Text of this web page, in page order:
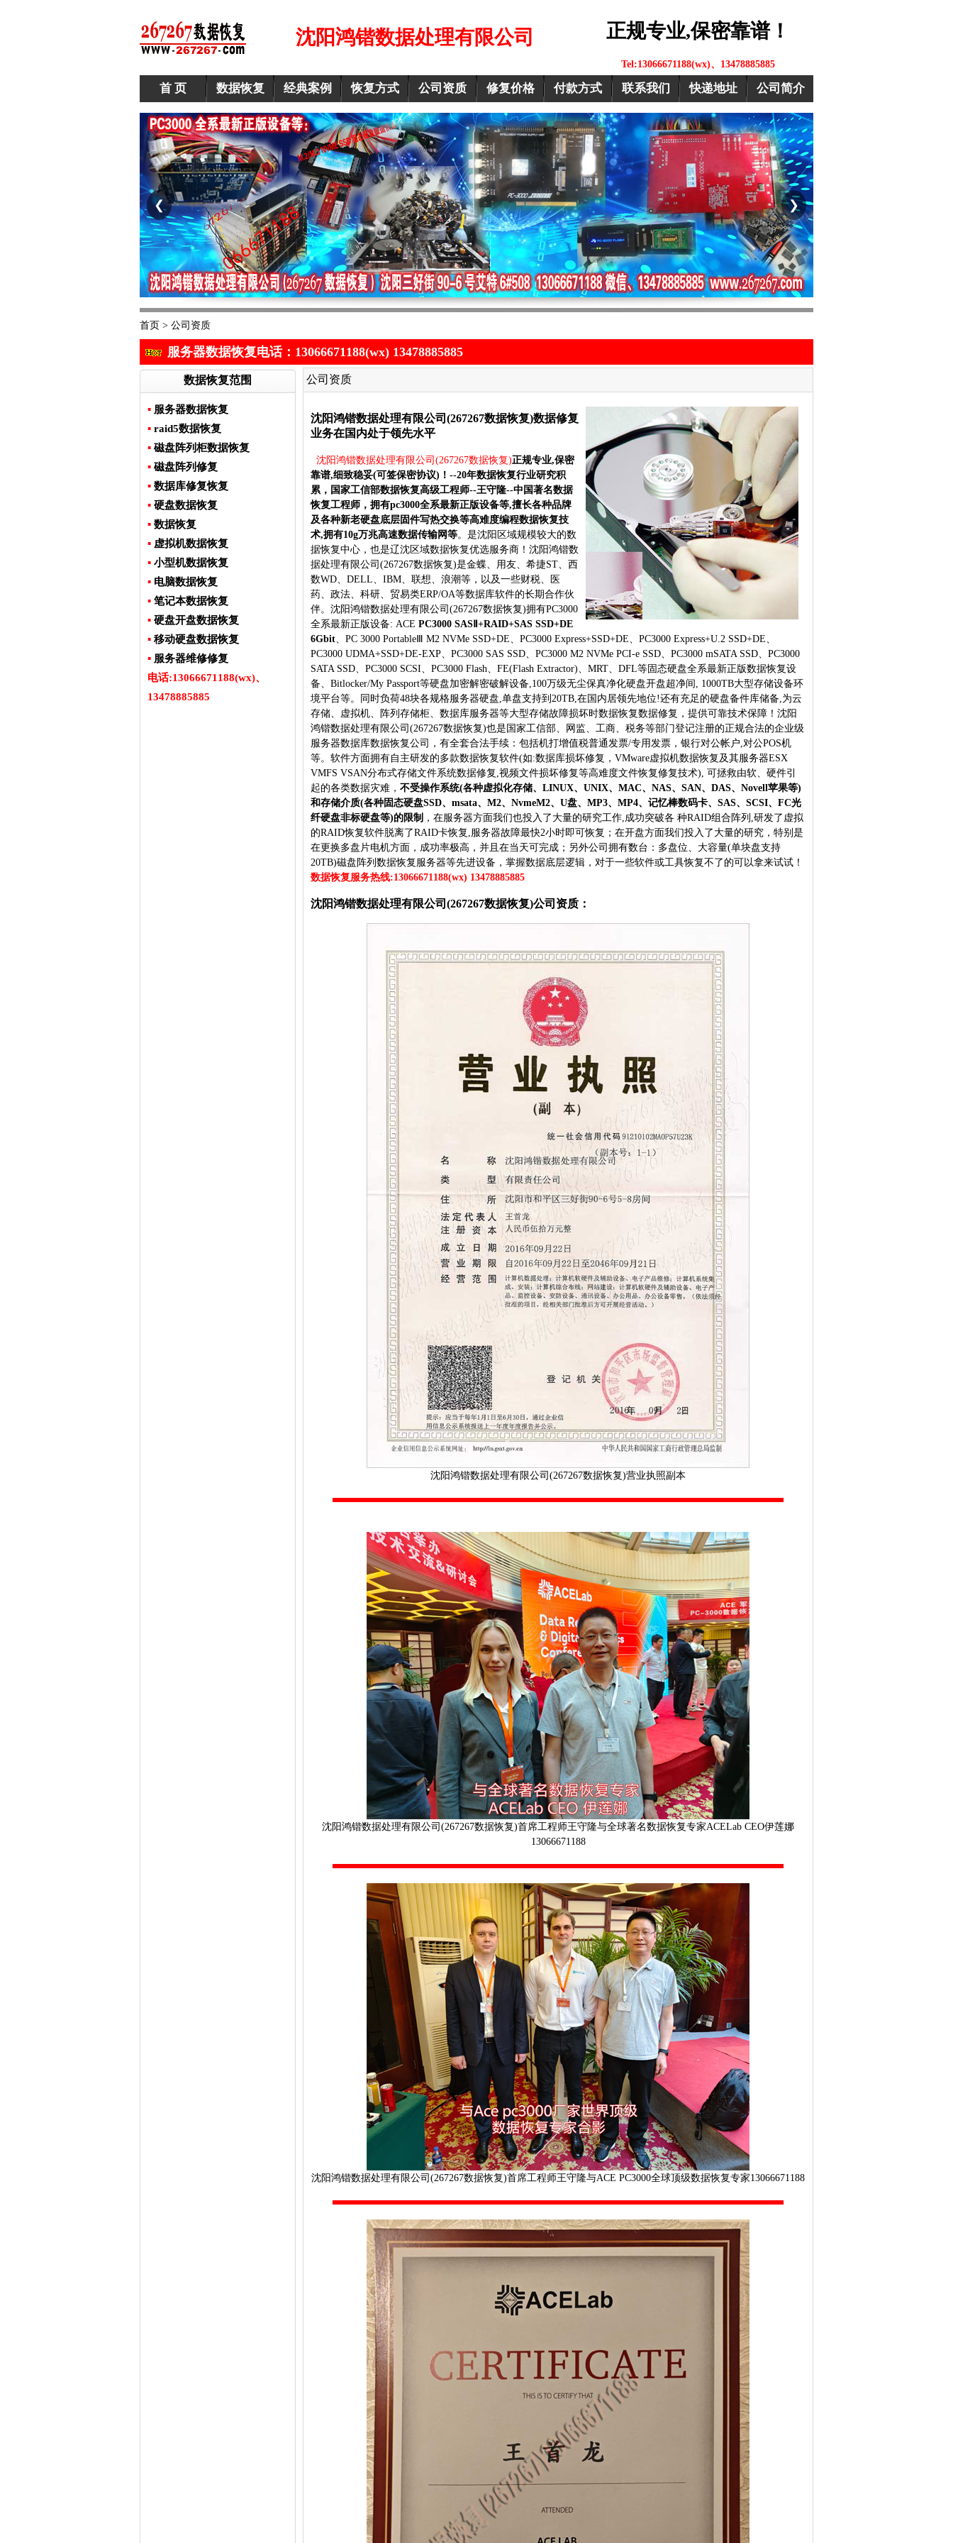
沈阳鸿锴数据处理有限公司 正规专业,保密靠谱！
Tel:13066671188(wx)、13478885885
首 页 数据恢复 经典案例 恢复方式 公司资质 修复价格 付款方式 联系我们 快递地址 公司简介
❮ ❯
首页 > 公司资质
服务器数据恢复电话：13066671188(wx) 13478885885
数据恢复范围 公司资质
▪ 服务器数据恢复
▪ raid5数据恢复
▪ 磁盘阵列柜数据恢复
▪ 磁盘阵列修复
▪ 数据库修复恢复
▪ 硬盘数据恢复
▪ 数据恢复
▪ 虚拟机数据恢复
▪ 小型机数据恢复
▪ 电脑数据恢复
▪ 笔记本数据恢复
▪ 硬盘开盘数据恢复
▪ 移动硬盘数据恢复
▪ 服务器维修修复
电话:13066671188(wx)、
13478885885
沈阳鸿锴数据处理有限公司(267267数据恢复)数据修复
业务在国内处于领先水平
沈阳鸿锴数据处理有限公司(267267数据恢复)正规专业,保密
靠谱,细致稳妥(可签保密协议)！--20年数据恢复行业研究积
累，国家工信部数据恢复高级工程师--王守隆--中国著名数据
恢复工程师，拥有pc3000全系最新正版设备等,擅长各种品牌
及各种新老硬盘底层固件写热交换等高难度编程数据恢复技
术,拥有10g万兆高速数据传输网等。是沈阳区域规模较大的数
据恢复中心，也是辽沈区域数据恢复优选服务商！沈阳鸿锴数
据处理有限公司(267267数据恢复)是金蝶、用友、希捷ST、西
数WD、DELL、IBM、联想、浪潮等，以及一些财税、医
药、政法、科研、贸易类ERP/OA等数据库软件的长期合作伙
伴。沈阳鸿锴数据处理有限公司(267267数据恢复)拥有PC3000
全系最新正版设备: ACE PC3000 SASⅡ+RAID+SAS SSD+DE
6Gbit 、PC 3000 PortableⅢ M2 NVMe SSD+DE、PC3000 Express+SSD+DE、PC3000 Express+U.2 SSD+DE、
PC3000 UDMA+SSD+DE-EXP、PC3000 SAS SSD、PC3000 M2 NVMe PCI-e SSD、PC3000 mSATA SSD、PC3000
SATA SSD、PC3000 SCSI、PC3000 Flash、FE(Flash Extractor)、MRT、DFL等固态硬盘全系最新正版数据恢复设
备、Bitlocker/My Passport等硬盘加密解密破解设备,100万级无尘保真净化硬盘开盘超净间, 1000TB大型存储设备环
境平台等。同时负荷48块各规格服务器硬盘,单盘支持到20TB,在国内居领先地位!还有充足的硬盘备件库储备,为云
存储、虚拟机、阵列存储柜、数据库服务器等大型存储故障损坏时数据恢复数据修复，提供可靠技术保障！沈阳
鸿锴数据处理有限公司(267267数据恢复)也是国家工信部、网监、工商、税务等部门登记注册的正规合法的企业级
服务器数据库数据恢复公司，有全套合法手续：包括机打增值税普通发票/专用发票，银行对公帐户,对公POS机
等。软件方面拥有自主研发的多款数据恢复软件(如:数据库损坏修复，VMware虚拟机数据恢复及其服务器ESX
VMFS VSAN分布式存储文件系统数据修复,视频文件损坏修复等高难度文件恢复修复技术), 可拯救由软、硬件引
起的各类数据灾难， 不受操作系统(各种虚拟化存储、LINUX、UNIX、MAC、NAS、SAN、DAS、Novell苹果等)
和存储介质(各种固态硬盘SSD、msata、M2、NvmeM2、U盘、MP3、MP4、记忆棒数码卡、SAS、SCSI、FC光
纤硬盘非标硬盘等)的限制 ，在服务器方面我们也投入了大量的研究工作,成功突破各 种RAID组合阵列,研发了虚拟
的RAID恢复软件脱离了RAID卡恢复,服务器故障最快2小时即可恢复；在开盘方面我们投入了大量的研究，特别是
在更换多盘片电机方面，成功率极高，并且在当天可完成；另外公司拥有数台：多盘位、大容量(单块盘支持
20TB)磁盘阵列数据恢复服务器等先进设备，掌握数据底层逻辑，对于一些软件或工具恢复不了的可以拿来试试！
数据恢复服务热线:13066671188(wx) 13478885885
沈阳鸿锴数据处理有限公司(267267数据恢复)公司资质：
沈阳鸿锴数据处理有限公司(267267数据恢复)营业执照副本
沈阳鸿锴数据处理有限公司(267267数据恢复)首席工程师王守隆与全球著名数据恢复专家ACELab CEO伊莲娜
13066671188
沈阳鸿锴数据处理有限公司(267267数据恢复)首席工程师王守隆与ACE PC3000全球顶级数据恢复专家13066671188